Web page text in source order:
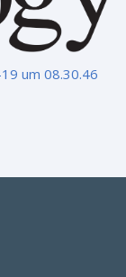
um 08.30.46